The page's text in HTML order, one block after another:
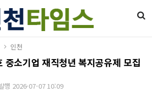
인천
중소기업 재직청년 복지공유제 모집
행 2026-07-07 10:09